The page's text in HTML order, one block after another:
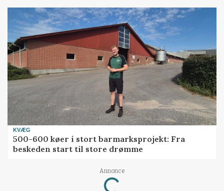
KVÆG
500-600 køer i stort barmarksprojekt: Fra
beskeden start til store drømme
Annonce
Loading...